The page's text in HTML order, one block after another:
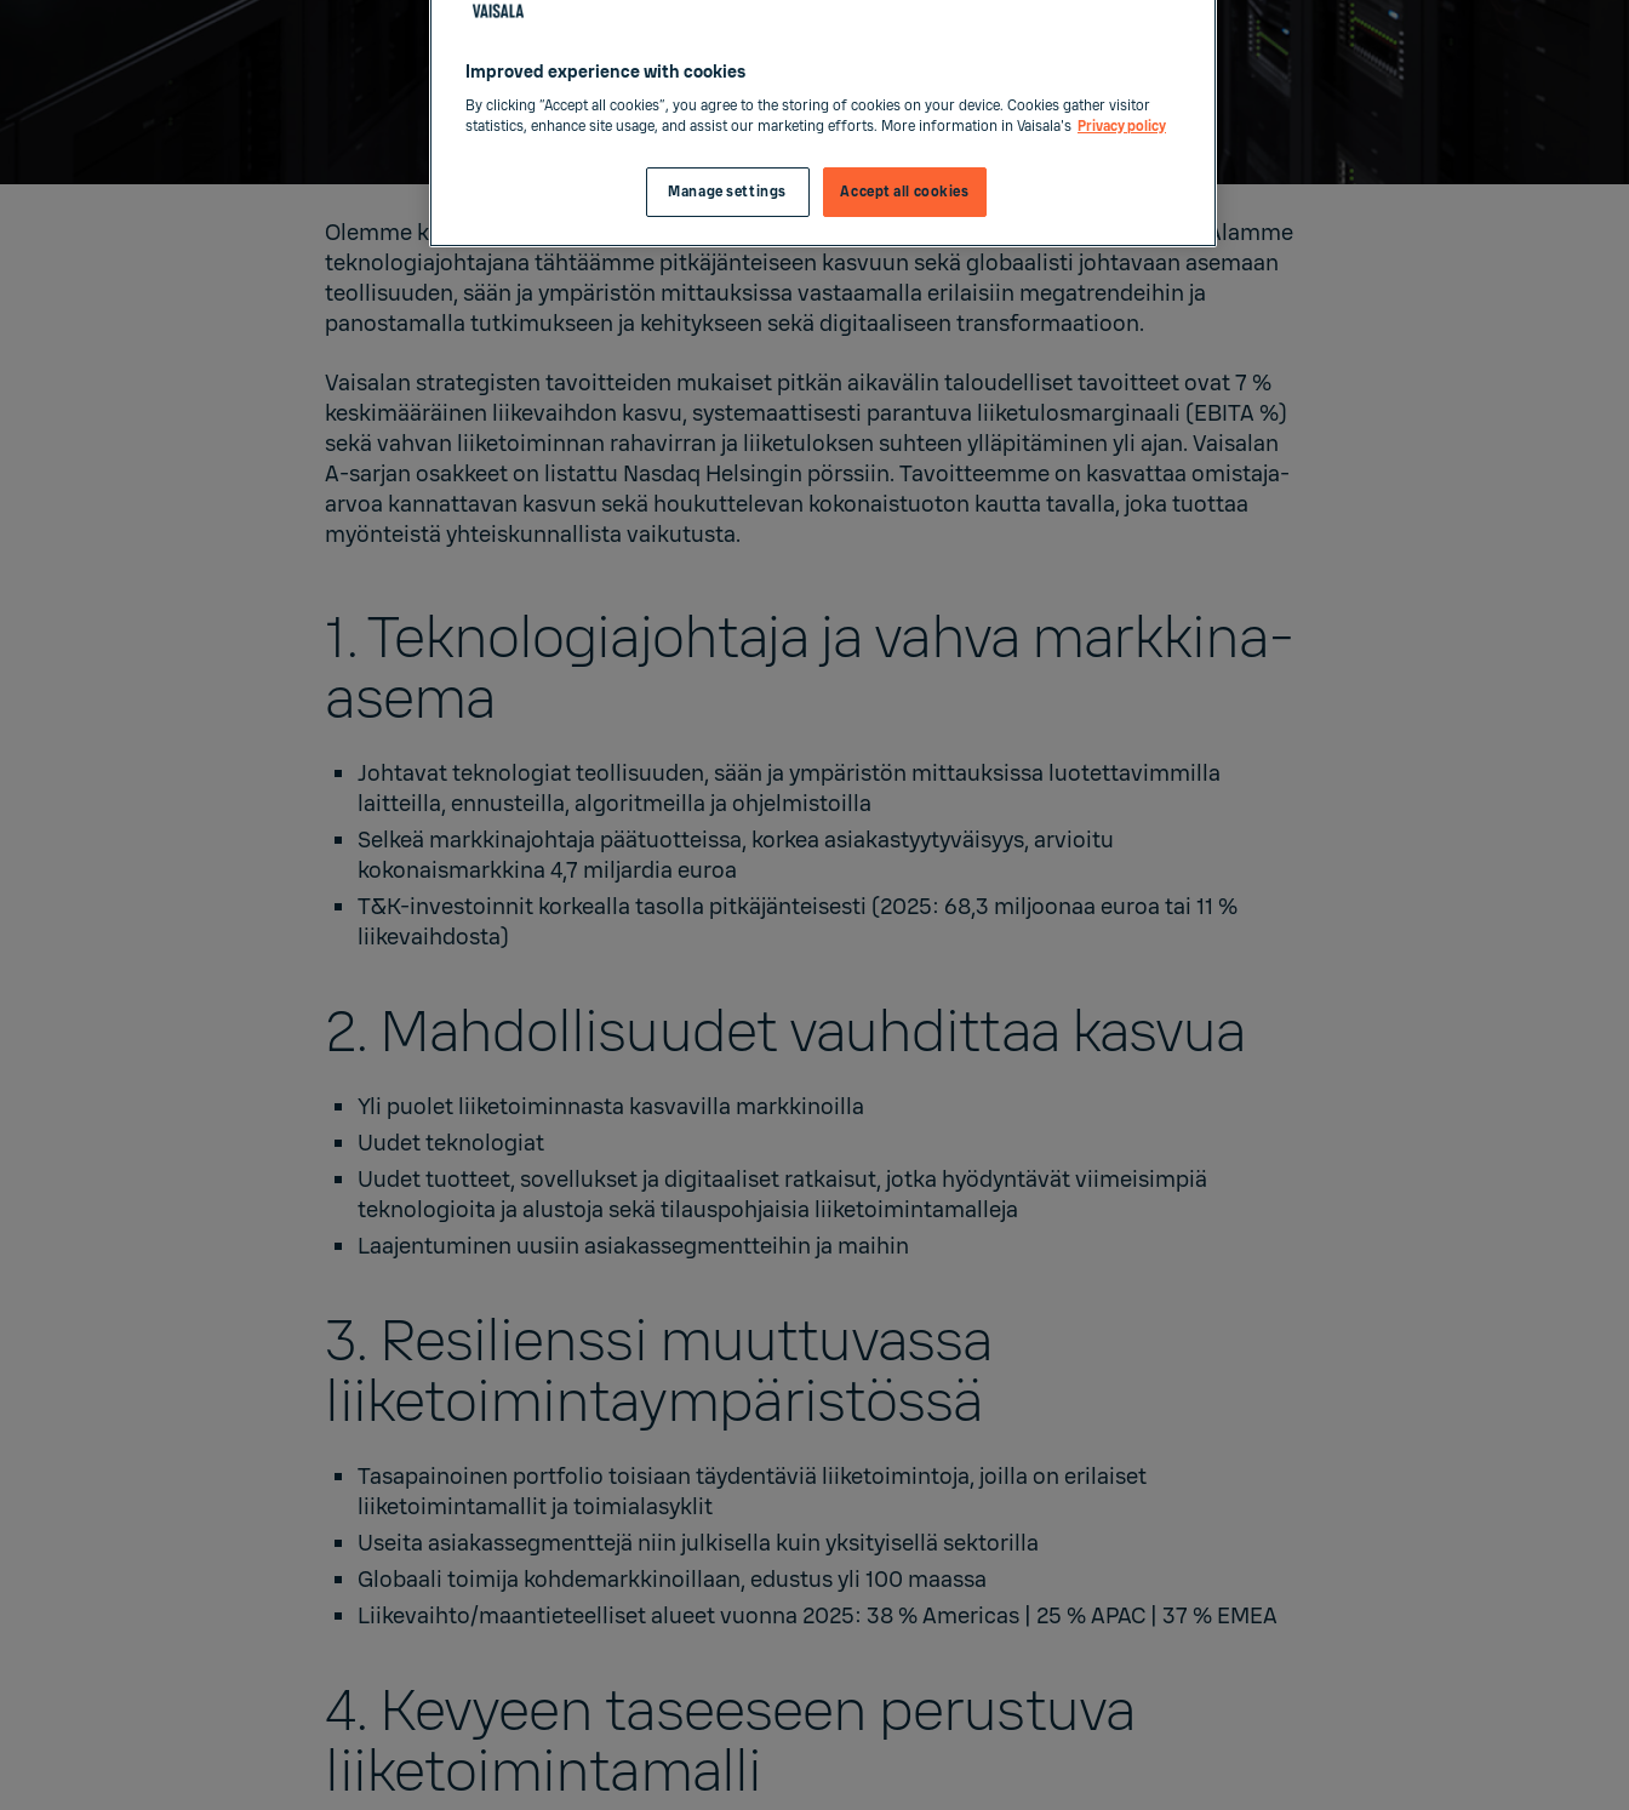
Olemme kasvava, kestävä ja globaalisti toimiva yhtiö, jonka pääkonttori on Suomessa. Alamme
teknologiajohtajana tähtäämme pitkäjänteiseen kasvuun sekä globaalisti johtavaan asemaan
teollisuuden, sään ja ympäristön mittauksissa vastaamalla erilaisiin megatrendeihin ja
panostamalla tutkimukseen ja kehitykseen sekä digitaaliseen transformaatioon.
Vaisalan strategisten tavoitteiden mukaiset pitkän aikavälin taloudelliset tavoitteet ovat 7 %
keskimääräinen liikevaihdon kasvu, systemaattisesti parantuva liiketulosmarginaali (EBITA %)
sekä vahvan liiketoiminnan rahavirran ja liiketuloksen suhteen ylläpitäminen yli ajan. Vaisalan
A-sarjan osakkeet on listattu Nasdaq Helsingin pörssiin. Tavoitteemme on kasvattaa omistaja-
arvoa kannattavan kasvun sekä houkuttelevan kokonaistuoton kautta tavalla, joka tuottaa
myönteistä yhteiskunnallista vaikutusta.
1. Teknologiajohtaja ja vahva markkina-
asema
Johtavat teknologiat teollisuuden, sään ja ympäristön mittauksissa luotettavimmilla
laitteilla, ennusteilla, algoritmeilla ja ohjelmistoilla
Selkeä markkinajohtaja päätuotteissa, korkea asiakastyytyväisyys, arvioitu
kokonaismarkkina 4,7 miljardia euroa
T&K-investoinnit korkealla tasolla pitkäjänteisesti (2025: 68,3 miljoonaa euroa tai 11 %
liikevaihdosta)
2. Mahdollisuudet vauhdittaa kasvua
Yli puolet liiketoiminnasta kasvavilla markkinoilla
Uudet teknologiat
Uudet tuotteet, sovellukset ja digitaaliset ratkaisut, jotka hyödyntävät viimeisimpiä
teknologioita ja alustoja sekä tilauspohjaisia liiketoimintamalleja
Laajentuminen uusiin asiakassegmentteihin ja maihin
3. Resilienssi muuttuvassa
liiketoimintaympäristössä
Tasapainoinen portfolio toisiaan täydentäviä liiketoimintoja, joilla on erilaiset
liiketoimintamallit ja toimialasyklit
Useita asiakassegmenttejä niin julkisella kuin yksityisellä sektorilla
Globaali toimija kohdemarkkinoillaan, edustus yli 100 maassa
Liikevaihto/maantieteelliset alueet vuonna 2025: 38 % Americas | 25 % APAC | 37 % EMEA
4. Kevyeen taseeseen perustuva
liiketoimintamalli
Improved experience with cookies
By clicking “Accept all cookies”, you agree to the storing of cookies on your device. Cookies gather visitor
statistics, enhance site usage, and assist our marketing efforts. More information in Vaisala's Privacy policy
Accept all cookies
Manage settings